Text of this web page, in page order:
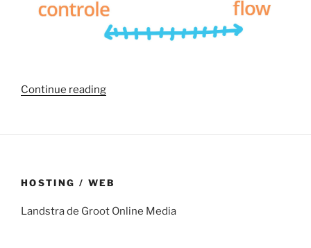
Continue reading“Breng
HOSTING / WEB
Landstra de Groot Online Media